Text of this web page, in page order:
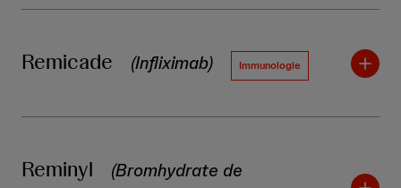
Remicade (Infliximab) Immunologie
Reminyl
(Bromhydrate de